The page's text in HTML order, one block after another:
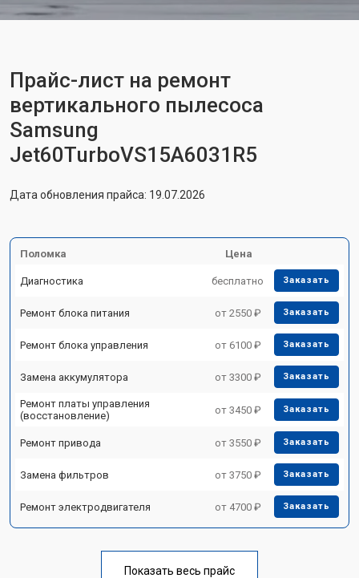
Прайс-лист на ремонт
вертикального пылесоса
Samsung
Jet60TurboVS15A6031R5
Дата обновления прайса: 19.07.2026
Поломка Цена
Диагностика бесплатно Заказать
Ремонт блока питания от 2550 ₽ Заказать
Ремонт блока управления от 6100 ₽ Заказать
Замена аккумулятора от 3300 ₽ Заказать
Ремонт платы управления
(восстановление)
от 3450 ₽ Заказать
Ремонт привода от 3550 ₽ Заказать
Замена фильтров от 3750 ₽ Заказать
Ремонт электродвигателя от 4700 ₽ Заказать
Показать весь прайс